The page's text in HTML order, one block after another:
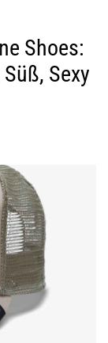
Shoes:
Sexy